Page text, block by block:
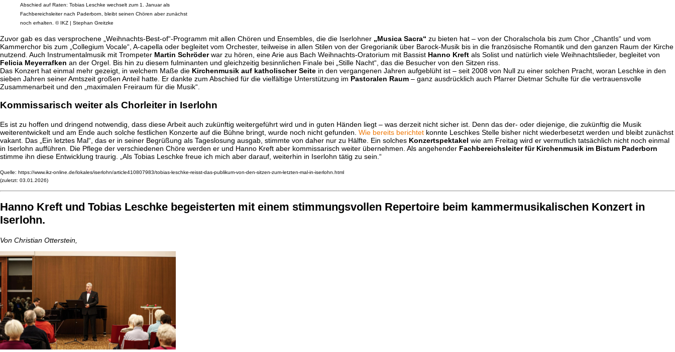
Abschied auf Raten: Tobias Leschke wechselt zum 1. Januar als
Fachbereichsleiter nach Paderborn, bleibt seinen Chören aber zunächst
noch erhalten. © IKZ | Stephan Greitzke
Zuvor gab es das versprochene „Weihnachts-Best-of“-Programm mit allen Chören und Ensembles, die die Iserlohner „Musica Sacra“ zu bieten hat – von der Choralschola bis zum Chor „ChantIs“ und vom
Kammerchor bis zum „Collegium Vocale“, A-capella oder begleitet vom Orchester, teilweise in allen Stilen von der Gregorianik über Barock-Musik bis in die französische Romantik und den ganzen Raum der Kirche
nutzend. Auch Instrumentalmusik mit Trompeter Martin Schröderwar zu hören, eine Arie aus Bach Weihnachts-Oratorium mit Bassist Hanno Kreft als Solist und natürlich viele Weihnachtslieder, begleitet von
Felicia Meyerrafken an der Orgel. Bis hin zu diesem fulminanten und gleichzeitig besinnlichen Finale bei „Stille Nacht“, das die Besucher von den Sitzen riss.
Das Konzert hat einmal mehr gezeigt, in welchem Maße die Kirchenmusik auf katholischer Seite in den vergangenen Jahren aufgeblüht ist – seit 2008 von Null zu einer solchen Pracht, woran Leschke in den
sieben Jahren seiner Amtszeit großen Anteil hatte. Er dankte zum Abschied für die vielfältige Unterstützung im Pastoralen Raum – ganz ausdrücklich auch Pfarrer Dietmar Schulte für die vertrauensvolle
Zusammenarbeit und den „maximalen Freiraum für die Musik“.
Kommissarisch weiter als Chorleiter in Iserlohn
Es ist zu hoffen und dringend notwendig, dass diese Arbeit auch zukünftig weitergeführt wird und in guten Händen liegt – was derzeit nicht sicher ist. Denn das der- oder diejenige, die zukünftig die Musik
weiterentwickelt und am Ende auch solche festlichen Konzerte auf die Bühne bringt, wurde noch nicht gefunden. Wie bereits berichtet konnte Leschkes Stelle bisher nicht wiederbesetzt werden und bleibt zunächst
vakant. Das „Ein letztes Mal“, das er in seiner Begrüßung als Tageslosung ausgab, stimmte von daher nur zu Hälfte. Ein solches Konzertspektakel wie am Freitag wird er vermutlich tatsächlich nicht noch einmal
in Iserlohn aufführen. Die Pflege der verschiedenen Chöre werden er und Hanno Kreft aber kommissarisch weiter übernehmen. Als angehender Fachbereichsleiter für Kirchenmusik im Bistum Paderborn
stimme ihn diese Entwicklung traurig. „Als Tobias Leschke freue ich mich aber darauf, weiterhin in Iserlohn tätig zu sein.“
Quelle: https://www.ikz-online.de/lokales/iserlohn/article410807983/tobias-leschke-reisst-das-publikum-von-den-sitzen-zum-letzten-mal-in-iserlohn.html
(zuletzt: 03.01.2026)
Hanno Kreft und Tobias Leschke begeisterten mit einem stimmungsvollen Repertoire beim kammermusikalischen Konzert in
Iserlohn.
Von Christian Otterstein,